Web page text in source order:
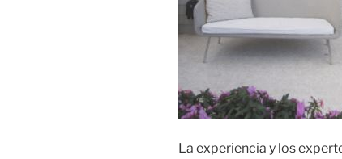
La experiencia y los